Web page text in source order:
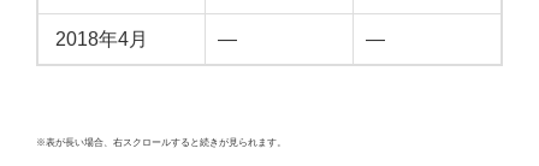
2018年4月 — —
※表が長い場合、右スクロールすると続きが見られます。